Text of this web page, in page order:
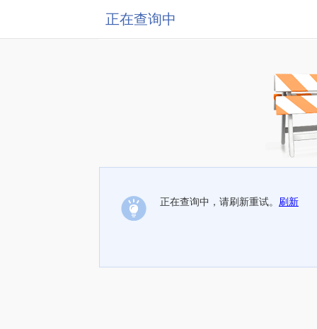
正在查询中
正在查询中，请刷新重试。 刷新